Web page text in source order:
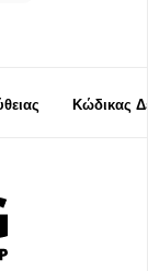
Κώδικας